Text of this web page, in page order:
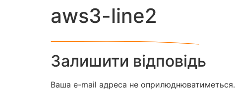
aws3-line2
Залишити відповідь
Ваша e-mail адреса не оприлюднюватиметься.